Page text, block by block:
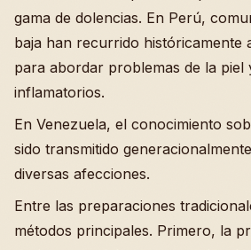
gama de dolencias. En Perú,
baja han recurrido históricamente
para abordar problemas de la piel
inflamatorios.
En Venezuela, el conocimiento
sido transmitido
diversas afecciones.
Entre las preparaciones
métodos principales. Primero, la